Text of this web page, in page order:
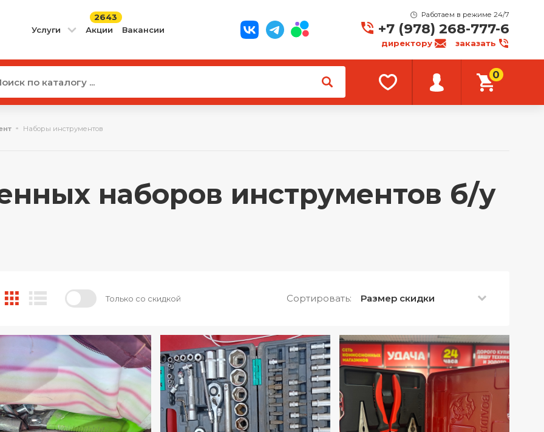
Услуги Акции
2643
Вакансии
Работаем в режиме 24/7
+7 (978) 268-777-6
директору заказать
0
Наборы инструментов
наборов инструментов б/у
Только со скидкой Сортировать: Размер скидки